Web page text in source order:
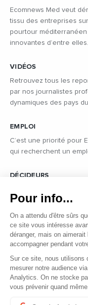
Ecomnews Med veut
tissu des entreprises
pourtour
innovantes d’entre elles.
VIDÉOS
Retrouvez tous les
par nos journalistes
dynamiques des pays
EMPLOI
C’est une priorité pour
qui recherchent un
DÉCIDEURS
politique des pays du
Copyright © 2026 -
Qui sommes-nous ?
Pour info...
On a attendu d'être sûrs
ce site vous intéresse
déranger, mais on aimerait
accompagner pendant
Sur ce site, nous utilisons
mesurer notre audience
Analytics. On ne stocke
vous prévenir quand